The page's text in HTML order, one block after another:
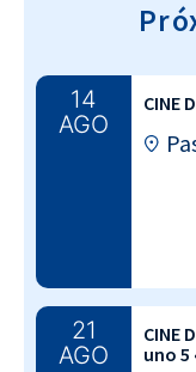
14
AGO
CINE
21
AGO
CINE
uno